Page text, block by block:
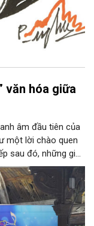
văn hóa giữa
âm đầu tiên của
một lời chào quen
sau đó, những giai
qua phần biểu
sĩ Bình Minh Jazz
xúc ngay giữa